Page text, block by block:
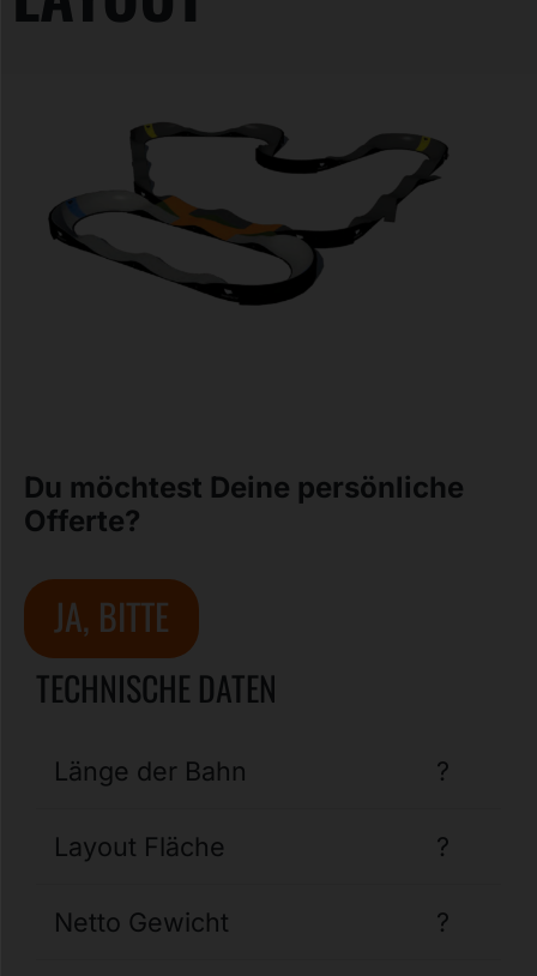
Du möchtest Deine persönliche
Offerte?
JA, BITTE
TECHNISCHE DATEN
Länge der Bahn ?
Layout Fläche ?
Netto Gewicht ?